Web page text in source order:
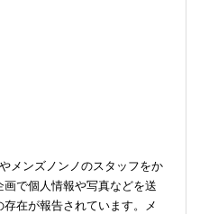
メンズノンノのスタッフをか
で個人情報や写真などを送
在が報告されています。メ